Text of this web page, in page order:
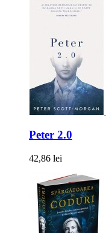
Peter 2.0
42,86 lei